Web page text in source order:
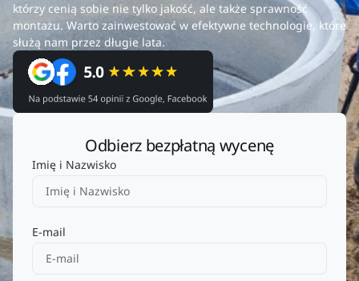
którzy cenią sobie nie tylko jakość, ale także sprawność
montażu. Warto zainwestować w efektywne technologie, które
służą nam przez długie lata.
Odbierz bezpłatną wycenę
Imię i Nazwisko
E-mail